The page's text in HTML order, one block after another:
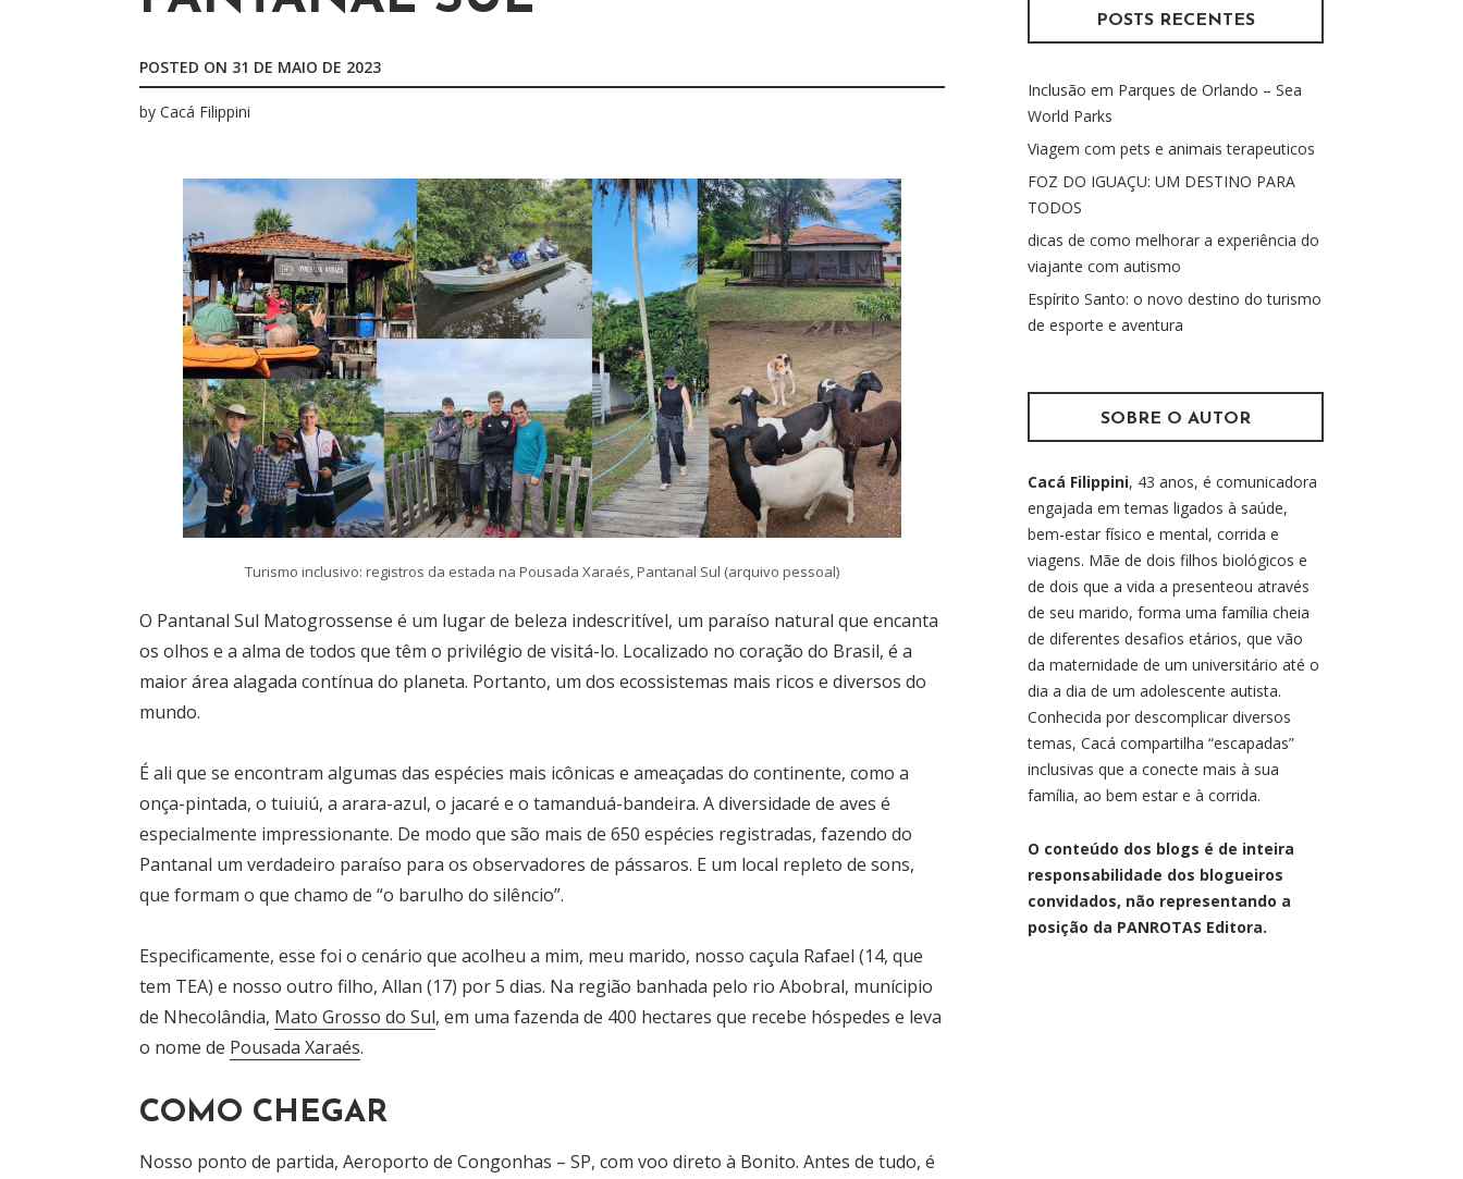
POSTED ON 31 DE MAIO DE 2023
by Cacá Filippini
Turismo inclusivo: registros da estada na Pousada Xaraés, Pantanal Sul (arquivo pessoal)
O Pantanal Sul Matogrossense é um lugar de beleza indescritível, um paraíso natural que encanta
os olhos e a alma de todos que têm o privilégio de visitá-lo. Localizado no coração do Brasil, é a
maior área alagada contínua do planeta. Portanto, um dos ecossistemas mais ricos e diversos do
mundo.
É ali que se encontram algumas das espécies mais icônicas e ameaçadas do continente, como a
onça-pintada, o tuiuiú, a arara-azul, o jacaré e o tamanduá-bandeira. A diversidade de aves é
especialmente impressionante. De modo que são mais de 650 espécies registradas, fazendo do
Pantanal um verdadeiro paraíso para os observadores de pássaros. E um local repleto de sons,
que formam o que chamo de “o barulho do silêncio”.
Especificamente, esse foi o cenário que acolheu a mim, meu marido, nosso caçula Rafael (14, que
tem TEA) e nosso outro filho, Allan (17) por 5 dias. Na região banhada pelo rio Abobral, munícipio
de Nhecolândia, Mato Grosso do Sul, em uma fazenda de 400 hectares que recebe hóspedes e leva
o nome de Pousada Xaraés.
COMO CHEGAR
Nosso ponto de partida, Aeroporto de Congonhas – SP, com voo direto à Bonito. Antes de tudo, é
i
a
r
p
o
r
POSTS RECENTES
Inclusão em Parques de Orlando – Sea
World Parks
Viagem com pets e animais terapeuticos
FOZ DO IGUAÇU: UM DESTINO PARA
TODOS
dicas de como melhorar a experiência do
viajante com autismo
Espírito Santo: o novo destino do turismo
de esporte e aventura
SOBRE O AUTOR
Cacá Filippini, 43 anos, é comunicadora
engajada em temas ligados à saúde,
bem-estar físico e mental, corrida e
viagens. Mãe de dois filhos biológicos e
de dois que a vida a presenteou através
de seu marido, forma uma família cheia
de diferentes desafios etários, que vão
da maternidade de um universitário até o
dia a dia de um adolescente autista.
Conhecida por descomplicar diversos
temas, Cacá compartilha “escapadas”
inclusivas que a conecte mais à sua
família, ao bem estar e à corrida.
O conteúdo dos blogs é de inteira
responsabilidade dos blogueiros
convidados, não representando a
posição da PANROTAS Editora.